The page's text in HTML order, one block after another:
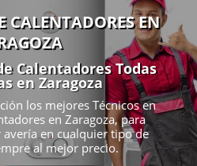
CALENTADORES EN
Calentadores Todas
en Zaragoza
los mejores Técnicos en
en Zaragoza, para
en cualquier tipo de
al mejor precio.